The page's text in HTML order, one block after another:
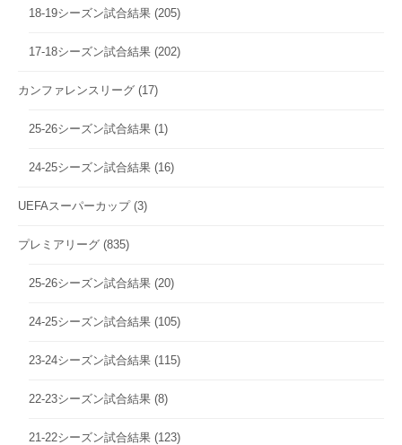
18-19シーズン試合結果 (205)
17-18シーズン試合結果 (202)
カンファレンスリーグ (17)
25-26シーズン試合結果 (1)
24-25シーズン試合結果 (16)
UEFAスーパーカップ(3)
プレミアリーグ (835)
25-26シーズン試合結果 (20)
24-25シーズン試合結果 (105)
23-24シーズン試合結果 (115)
22-23シーズン試合結果 (8)
21-22シーズン試合結果 (123)